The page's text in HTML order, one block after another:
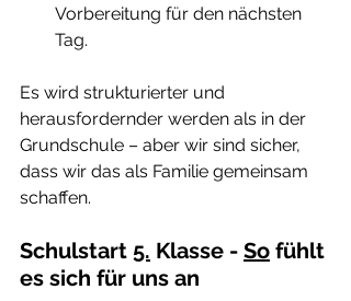
Vorbereitung für den nächsten
Tag.
Es wird strukturierter und
herausfordernder werden als in der
Grundschule – aber wir sind sicher,
dass wir das als Familie gemeinsam
schaffen.
Schulstart 5. Klasse - So fühlt
es sich für uns an